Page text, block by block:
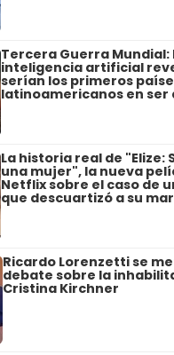
Tercera Guerra Mundial:
inteligencia artificial
serían los primeros
latinoamericanos en
La historia real de "Elize:
una mujer", la nueva
Netflix sobre el caso de
que descuartizó a su
Ricardo Lorenzetti se
debate sobre la
Cristina Kirchner